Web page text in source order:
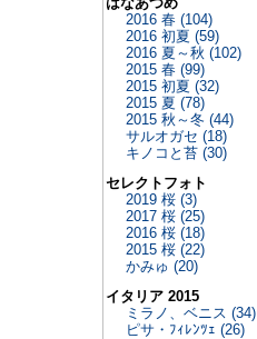
2016 春 (104)
2016 初夏 (59)
2016 夏～秋 (102)
2015 春 (99)
2015 初夏 (32)
2015 夏 (78)
2015 秋～冬 (44)
サルオガセ (18)
キノコと苔 (30)
セレクトフォト
2019 桜 (3)
2017 桜 (25)
2016 桜 (18)
2015 桜 (22)
かみゅ (20)
イタリア 2015
ミラノ、ベニス (34)
ピサ・ﾌｨﾚﾝﾂｪ (26)